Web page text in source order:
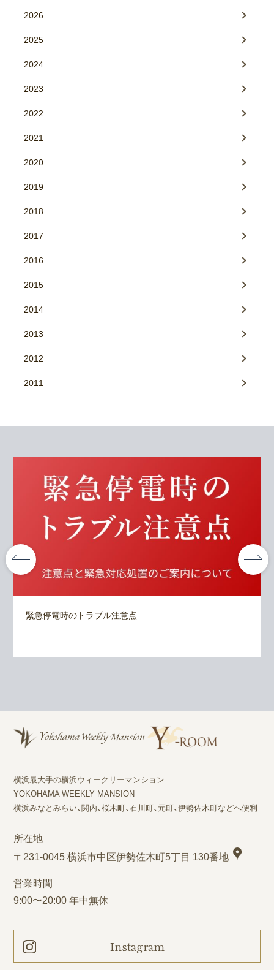
2026
2025
2024
2023
2022
2021
2020
2019
2018
2017
2016
2015
2014
2013
2012
2011
緊急停電時のトラブル注意点
横浜最大手の横浜ウィークリーマンション
YOKOHAMA WEEKLY MANSION
横浜みなとみらい、関内、桜木町、石川町、元町、伊勢佐木町などへ便利
所在地
〒231-0045 横浜市中区伊勢佐木町5丁目 130番地
営業時間
9:00〜20:00 年中無休
Instagram